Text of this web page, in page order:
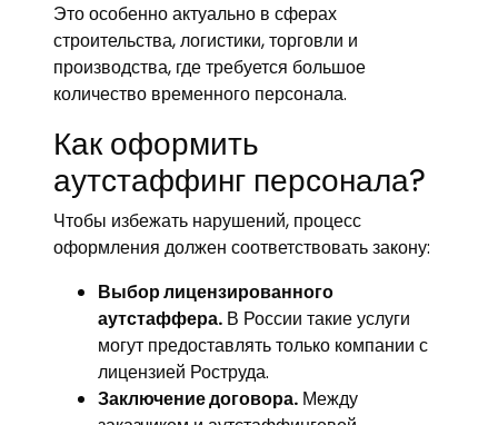
Это особенно актуально в сферах
строительства, логистики, торговли и
производства, где требуется большое
количество временного персонала.
Как оформить
аутстаффинг персонала?
Чтобы избежать нарушений, процесс
оформления должен соответствовать закону:
Выбор лицензированного
аутстаффера. В России такие услуги
могут предоставлять только компании с
лицензией Роструда.
Заключение договора. Между